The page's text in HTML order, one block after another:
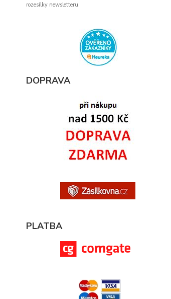
rozesílky newsletteru.
DOPRAVA
PLATBA